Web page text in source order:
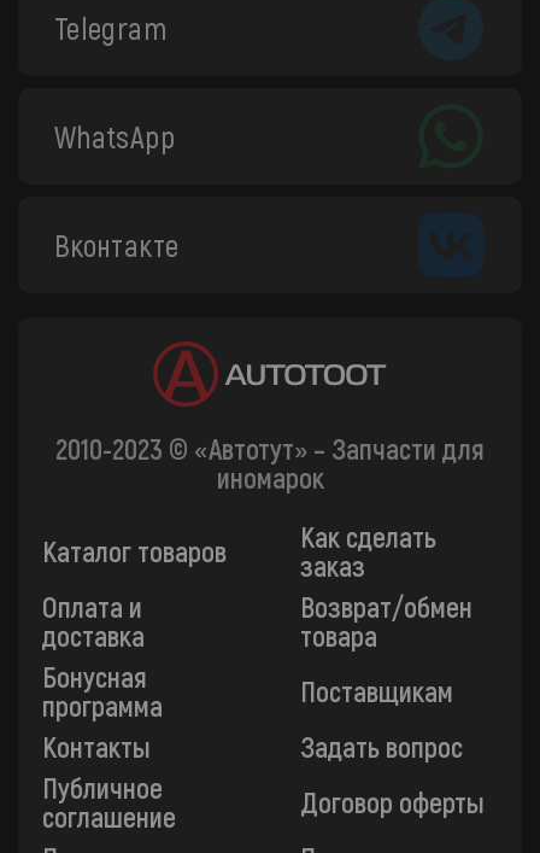
Telegram
WhatsApp
Вконтакте
2010-2023 © «Автотут» – Запчасти для
иномарок
Каталог товаров
Как сделать
заказ
Оплата и
доставка
Возврат/обмен
товара
Бонусная
программа
Поставщикам
Контакты
Задать вопрос
Публичное
соглашение
Договор оферты